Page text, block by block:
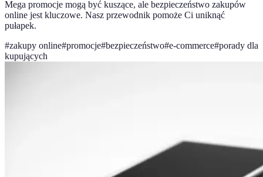
Mega promocje mogą być kuszące, ale bezpieczeństwo zakupów
online jest kluczowe. Nasz przewodnik pomoże Ci uniknąć
pułapek.
#zakupy online#promocje#bezpieczeństwo#e-commerce#porady dla
kupujących